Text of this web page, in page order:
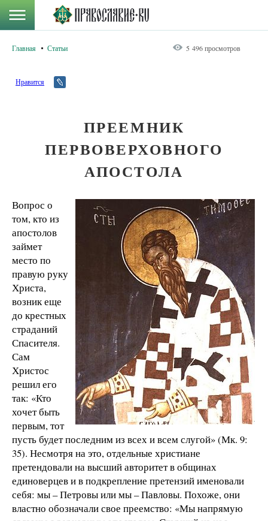
Главная Статьи 5 496 просмотров
Нравится
ПРЕЕМНИК
ПЕРВОВЕРХОВНОГО
АПОСТОЛА
Вопрос о
том, кто из
апостолов
займет
место по
правую руку
Христа,
возник еще
до крестных
страданий
Спасителя.
Сам
Христос
решил его
так: «Кто
хочет быть
первым, тот
пусть будет последним из всех и всем слугой» (Мк. 9:
35). Несмотря на это, отдельные христиане
претендовали на высший авторитет в общинах
единоверцев и в подкрепление претензий именовали
себя: мы – Петровы или мы – Павловы. Похоже, они
властно обозначали свое преемство: «Мы напрямую